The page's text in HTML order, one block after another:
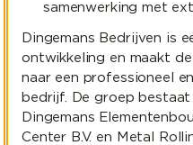
samenwerking met
Dingemans Bedrijven is
ontwikkeling en maakt
naar een professioneel
bedrijf. De groep
Dingemans
Center B.V. en Metal